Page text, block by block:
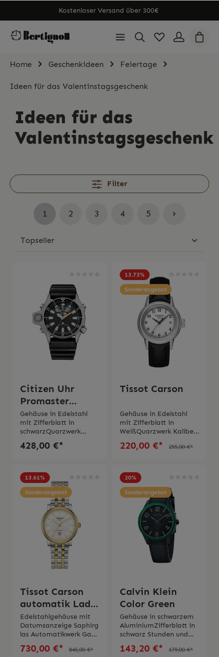
Kostenloser Versand über 300€
Home Geschenkideen Feiertage
Ideen für das Valentinstagsgeschenk
Ideen für das
Valentinstagsgeschenk
Filter
1 2 3 4 5
Citizen Uhr
Promaster
Aqualand
Gehäuse in Edelstahl
mit Zifferblatt in
schwarzQuarzwerk
Kal.C520 analog digital
mit SensorFunktionen
TauchgängeMinerlaglas
Wasserdichtigkeit 20
bar 2 Jahre Garantie
428,00 €*
13.73%
Sonderangebot
Tissot Carson
Gehäuse in Edelstahl
mit Zifferblatt in
WeißQuarzwerk Kaliber
Wasserdichtigkeit bis zu
in Leder mit
Krokoprägung und
ZiernahtSwiss Made 2
Garantie Originaler
Schachtel und
Bedienungsanleitung
220,00 €* 255,00 €*
13.61%
Sonderangebot
Tissot Carson
automatik Lady
Bicolor
Edelstahlgehäuse mit
Datumsanzeige Saphirg
las Automatikwerk Gan
greserve von 38
StundenWasserdichte
730,00 €* 845,00 €*
20%
Sonderangebot
Calvin Klein
Color Green
Gehäuse in schwarzem
AluminiumZifferblatt in
schwarz Stunden und
Minutenuhrzeiger grau
mit leuchtender Spitze
143,20 €* 179,00 €*